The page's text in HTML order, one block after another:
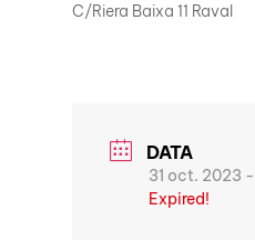
C/Riera Baixa 11 Raval
DATA
31 oct. 2023 -
Expired!